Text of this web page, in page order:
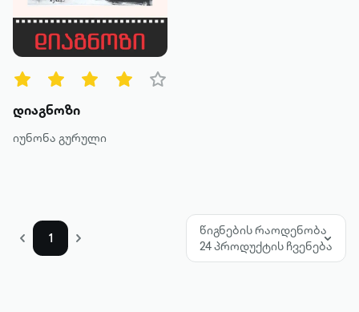
დოკუმენტური პროზა
კრიტიკა
მეტის ნახვა
დიაგნოზი
იუნონა გურული
1
წიგნების რაოდენობა
24 პროდუქტის ჩვენება